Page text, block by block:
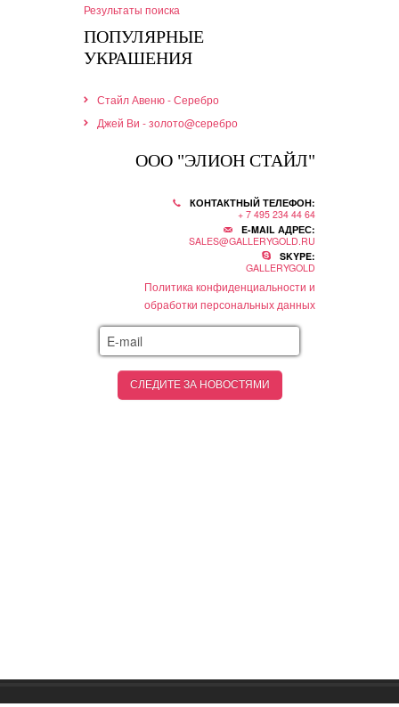
Результаты поиска
ПОПУЛЯРНЫЕ
УКРАШЕНИЯ
Стайл Авеню - Серебро
Джей Ви - золото@серебро
ООО "ЭЛИОН СТАЙЛ"
КОНТАКТНЫЙ ТЕЛЕФОН:
+ 7 495 234 44 64
E-MAIL АДРЕС:
SALES@GALLERYGOLD.RU
SKYPE:
GALLERYGOLD
Политика конфиденциальности и
обработки персональных данных